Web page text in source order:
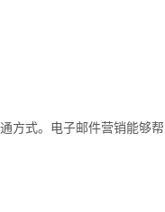
方式。电子邮件营销能够帮